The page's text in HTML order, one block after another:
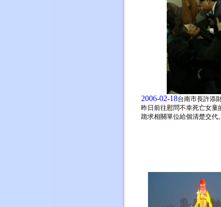
2006-02-18台南市長許添
昨日前往慰問不幸死亡女童
跪求相關單位給個清楚交代